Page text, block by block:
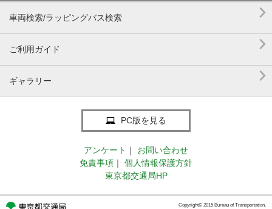
車両検索/ラッピングバス検索 
ご利用ガイド 
ギャラリー 
PC版を見る
アンケート ｜
お問い合わせ
免責事項 ｜
個人情報保護方針
東京都交通局HP
Copyright© 2015 Bureau of Transportation.